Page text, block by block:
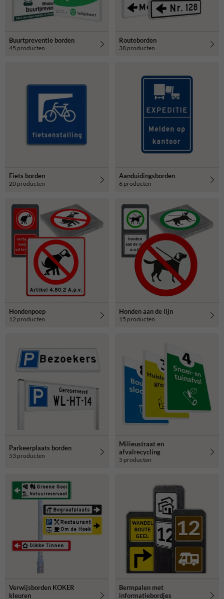
Buurtpreventie borden
45 producten
Routeborden
38 producten
Fiets borden
20 producten
Aanduidingsborden
6 producten
Hondenpoep
12 producten
Honden aan de lijn
15 producten
Parkeerplaats borden
53 producten
Milieustraat en
afvalrecycling
5 producten
Verwijsborden KOKER
kleuren
Bermpalen met
informatiebordjes